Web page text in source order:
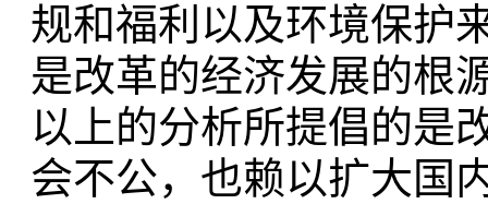
规和福利以及环境保护
是改革的经济发展的根
以上的分析所提倡的是
会不公，也赖以扩大国